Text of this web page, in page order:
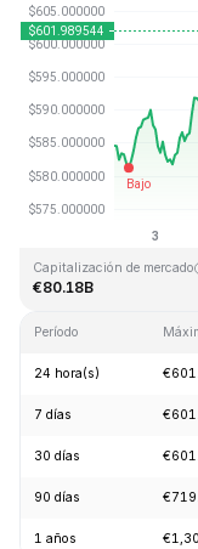
Última actualización: 2026-
Máximo histórico
Capitalización de mercado
€80.18B
Período
24 hora(s)
7 días
30 días
90 días
1 años